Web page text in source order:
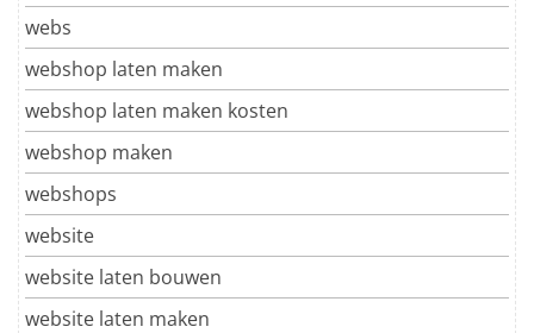
webs
webshop laten maken
webshop laten maken kosten
webshop maken
webshops
website
website laten bouwen
website laten maken